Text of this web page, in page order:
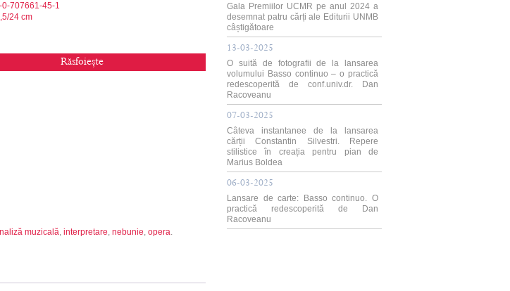
0-707661-45-1
24 cm
Răsfoiește
muzicală, interpretare, nebunie, opera.
Gala Premiilor UCMR pe anul 2024 a
desemnat patru cărți ale Editurii UNMB
câștigătoare
13-03-2025
O suită de fotografii de la lansarea
volumului Basso continuo – o practică
redescoperită de conf.univ.dr. Dan
Racoveanu
07-03-2025
Câteva instantanee de la lansarea
cărții Constantin Silvestri. Repere
stilistice în creația pentru pian de
Marius Boldea
06-03-2025
Lansare de carte: Basso continuo. O
practică redescoperită de Dan
Racoveanu